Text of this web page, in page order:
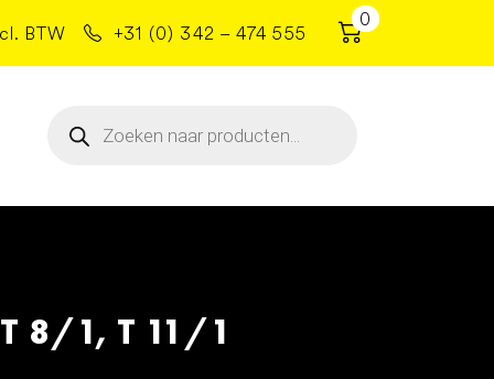
BTW +31 (0) 342 – 474 555
0
zoeken
8/1, T 11/1